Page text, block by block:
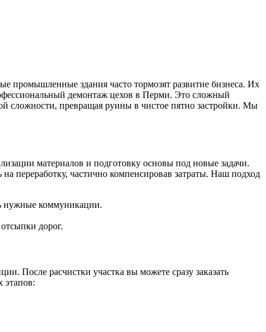
промышленные здания часто тормозят развитие бизнеса. Их
демонтаж цехов в Перми. Это сложный
сложности, превращая руины в чистое пятно застройки. Мы
материалов и подготовку основы под новые задачи.
переработку, частично компенсировав затраты. Наш подход
нужные коммуникации.
дорог.
После расчистки участка вы можете сразу заказать
этапов: